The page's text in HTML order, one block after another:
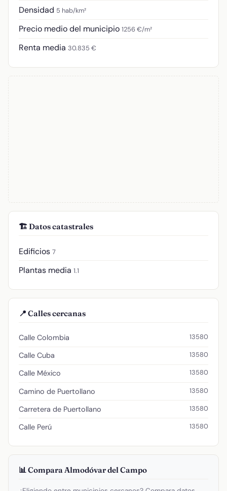
Densidad 5 hab/km²
Precio medio del municipio 1256 €/m²
Renta media 30.835 €
🏗️ Datos catastrales
Edificios 7
Plantas media 1.1
📍 Calles cercanas
Calle Colombia 13580
Calle Cuba 13580
Calle México 13580
Camino de Puertollano 13580
Carretera de Puertollano 13580
Calle Perú 13580
📊 Compara Almodóvar del Campo